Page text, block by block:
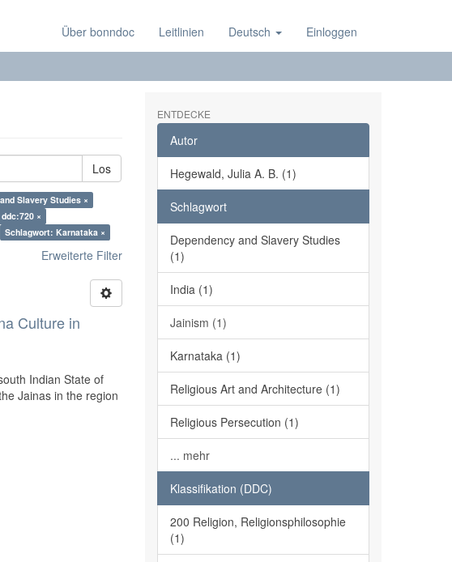
Über bonndoc Leitlinien Deutsch Einloggen
Los
Slavery Studies ×
×
Schlagwort: Karnataka ×
Erweiterte Filter
Culture in
Indian State of
Jainas in the region
ENTDECKE
Autor
Hegewald, Julia A. B. (1)
Schlagwort
Dependency and Slavery Studies
(1)
India (1)
Jainism (1)
Karnataka (1)
Religious Art and Architecture (1)
Religious Persecution (1)
... mehr
Klassifikation (DDC)
200 Religion, Religionsphilosophie
(1)